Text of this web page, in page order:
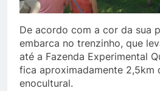
De acordo com a cor da sua
embarca no trenzinho, que
até a Fazenda Experimental
fica aproximadamente 2,5km
enocultural.